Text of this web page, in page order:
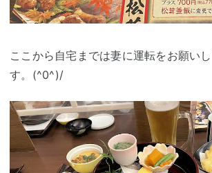
ここから自宅までは妻に運転をお願い
す。(^0^)/